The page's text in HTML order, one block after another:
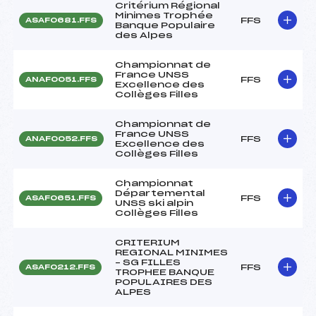
ASAF0681.FFS
Critérium Régional
Minimes Trophée
Banque Populaire
des Alpes
FFS
ANAF0051.FFS
Championnat de
France UNSS
Excellence des
Collèges Filles
FFS
ANAF0052.FFS
Championnat de
France UNSS
Excellence des
Collèges Filles
FFS
ASAF0651.FFS
Championnat
Départemental
UNSS ski alpin
Collèges Filles
FFS
ASAF0212.FFS
CRITERIUM
REGIONAL MINIMES
– SG FILLES
TROPHEE BANQUE
POPULAIRES DES
ALPES
FFS